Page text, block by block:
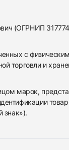
(ОГРНИП
с
торговли и
марок,
знак»).